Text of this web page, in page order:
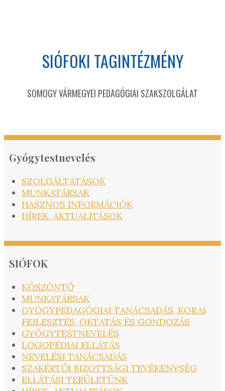
SIÓFOKI TAGINTÉZMÉNY
SOMOGY VÁRMEGYEI PEDAGÓGIAI SZAKSZOLGÁLAT
Gyógytestnevelés
SZOLGÁLTATÁSOK
MUNKATÁRSAK
HASZNOS INFORMÁCIÓK
HÍREK, AKTUALITÁSOK
SIÓFOK
KÖSZÖNTŐ
MUNKATÁRSAK
GYÓGYPEDAGÓGIAI TANÁCSADÁS, KORAI
FEJLESZTÉS, OKTATÁS ÉS GONDOZÁS
GYÓGYTESTNEVELÉS
LOGOPÉDIAI ELLÁTÁS
NEVELÉSI TANÁCSADÁS
SZAKÉRTŐI BIZOTTSÁGI TEVÉKENYSÉG
ELLÁTÁSI TERÜLETÜNK